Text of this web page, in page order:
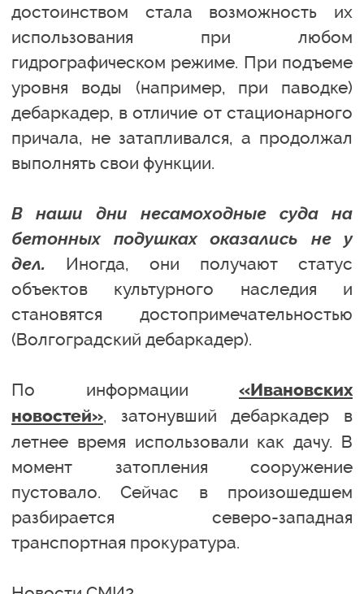
достоинством стала возможность их
использования при любом
гидрографическом режиме. При подъеме
уровня воды (например, при паводке)
дебаркадер, в отличие от стационарного
причала, не затапливался, а продолжал
выполнять свои функции.
В наши дни несамоходные суда на
бетонных подушках оказались не у
дел. Иногда, они получают статус
объектов культурного наследия и
становятся достопримечательностью
(Волгоградский дебаркадер).
По информации «Ивановских
новостей», затонувший дебаркадер в
летнее время использовали как дачу. В
момент затопления сооружение
пустовало. Сейчас в произошедшем
разбирается северо-западная
транспортная прокуратура.